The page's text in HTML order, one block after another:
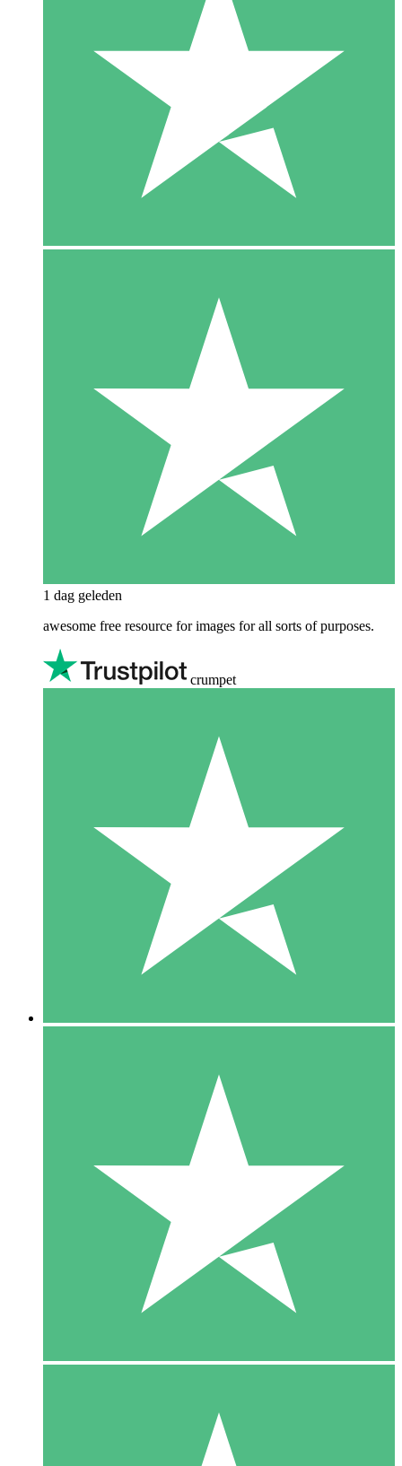
1 dag geleden
awesome free resource for images for all sorts of purposes.
crumpet